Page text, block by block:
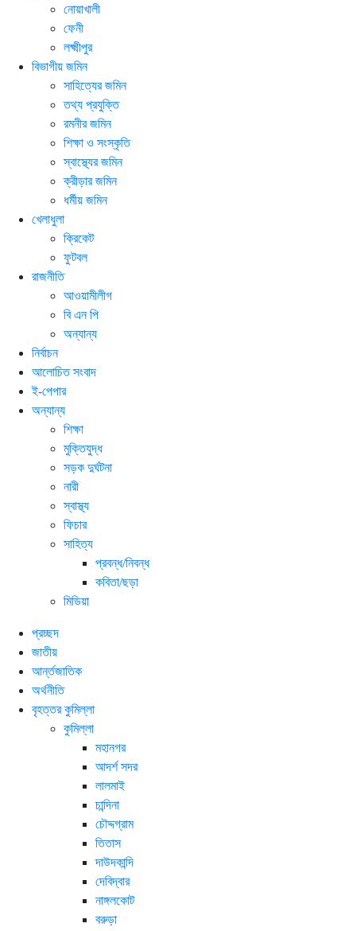
নোয়াখালী
ফেনী
লক্ষ্মীপুর
বিভাগীয় জমিন
সাহিত্যের জমিন
তথ্য প্রযুক্তি
রমনীর জমিন
শিক্ষা ও সংস্কৃতি
স্বাস্থ্যের জমিন
ক্রীড়ার জমিন
ধর্মীয় জমিন
খেলাধুলা
ক্রিকেট
ফুটবল
রাজনীতি
আওয়ামীলীগ
বি এন পি
অন্যান্য
নির্বাচন
আলোচিত সংবাদ
ই-পেপার
অন্যান্য
শিক্ষা
মুক্তিযুদ্ধ
সড়ক দুর্ঘটনা
নারী
স্বাস্থ্য
ফিচার
সাহিত্য
প্রবন্ধ/নিবন্ধ
কবিতা/ছড়া
মিডিয়া
প্রচ্ছদ
জাতীয়
আর্ন্তজাতিক
অর্থনীতি
বৃহত্তর কুমিল্লা
কুমিল্লা
মহানগর
আদর্শ সদর
লালমাই
চান্দিনা
চৌদ্দগ্রাম
তিতাস
দাউদকান্দি
দেবিদ্বার
নাঙ্গলকোট
বরুড়া